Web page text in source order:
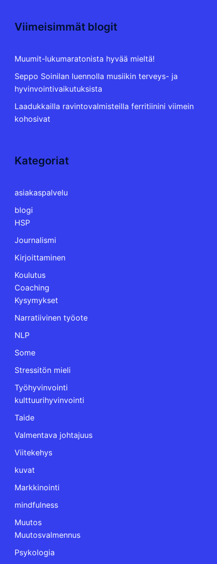
Viimeisimmät blogit
Muumit-lukumaratonista hyvää mieltä!
Seppo Soinilan luennolla musiikin terveys- ja
hyvinvointivaikutuksista
Laadukkailla ravintovalmisteilla ferritiinini viimein
kohosivat
Kategoriat
asiakaspalvelu
blogi
HSP
Journalismi
Kirjoittaminen
Koulutus
Coaching
Kysymykset
Narratiivinen työote
NLP
Some
Stressitön mieli
Työhyvinvointi
kulttuurihyvinvointi
Taide
Valmentava johtajuus
Viitekehys
kuvat
Markkinointi
mindfulness
Muutos
Muutosvalmennus
Psykologia